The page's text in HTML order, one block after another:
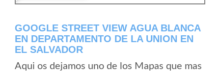
GOOGLE STREET VIEW AGUA BLANCA
EN DEPARTAMENTO DE LA UNION EN
EL SALVADOR
Aqui os dejamos uno de los Mapas que mas